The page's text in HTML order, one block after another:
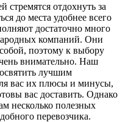
отдохнуть за
до места удобнее всего
достаточно много
компаний. Они
поэтому к выбору
внимательно. Наш
лучшим
вас их плюсы и минусы,
вас доставить. Однако
несколько полезных
перевозчика.